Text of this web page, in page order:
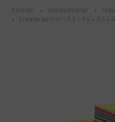
Forside Hobbyartikler
Creativ karton - A3 + A4 + A5